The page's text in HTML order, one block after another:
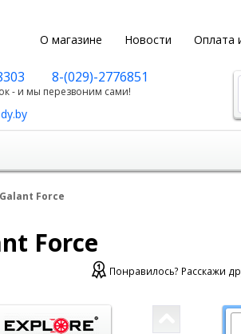
О магазине Новости Оплата
8-(029)-2776851
- и мы перезвоним сами!
Force
Force
Понравилось? Расскажи